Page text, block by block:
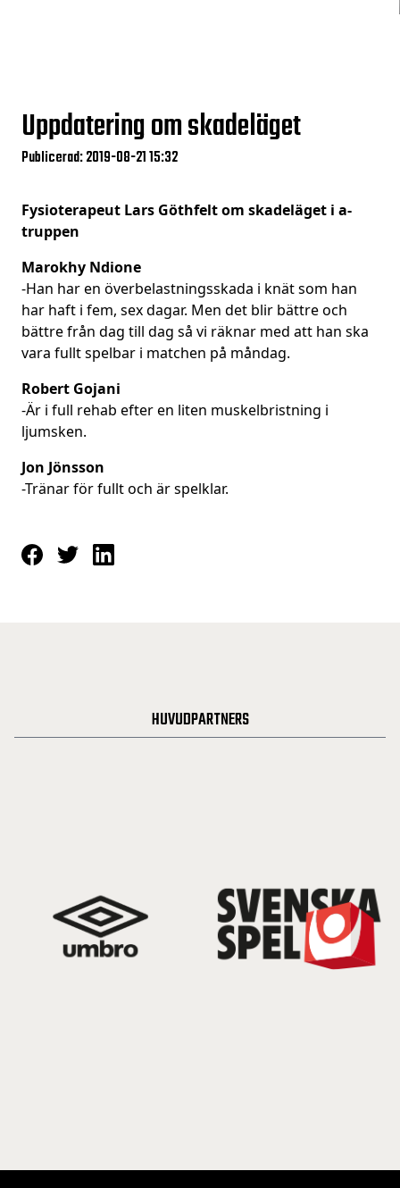
Uppdatering om skadeläget
Publicerad: 2019-08-21 15:32
Fysioterapeut Lars Göthfelt om skadeläget i a-
truppen
Marokhy Ndione
-Han har en överbelastningsskada i knät som han
har haft i fem, sex dagar. Men det blir bättre och
bättre från dag till dag så vi räknar med att han ska
vara fullt spelbar i matchen på måndag.
Robert Gojani
-Är i full rehab efter en liten muskelbristning i
ljumsken.
Jon Jönsson
-Tränar för fullt och är spelklar.
HUVUDPARTNERS